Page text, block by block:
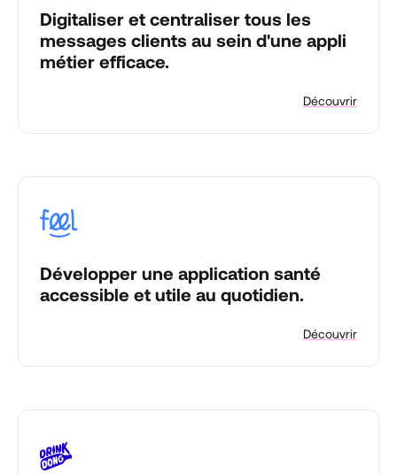
Digitaliser et centraliser tous les
messages clients au sein d'une appli
métier efficace.
Découvrir
Développer une application santé
accessible et utile au quotidien.
Découvrir